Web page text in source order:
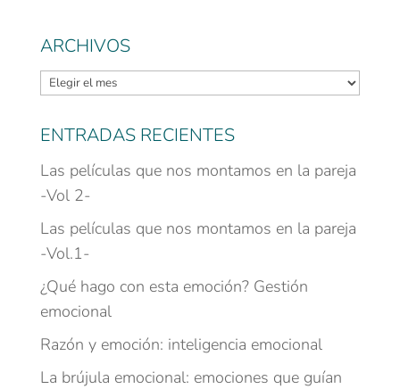
ARCHIVOS
Archivos
ENTRADAS RECIENTES
Las películas que nos montamos en la pareja
-Vol 2-
Las películas que nos montamos en la pareja
-Vol.1-
¿Qué hago con esta emoción? Gestión
emocional
Razón y emoción: inteligencia emocional
La brújula emocional: emociones que guían